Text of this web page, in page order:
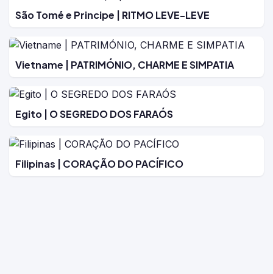
São Tomé e Principe | RITMO LEVE-LEVE
Vietname | PATRIMÓNIO, CHARME E SIMPATIA
Egito | O SEGREDO DOS FARAÓS
Filipinas | CORAÇÃO DO PACÍFICO